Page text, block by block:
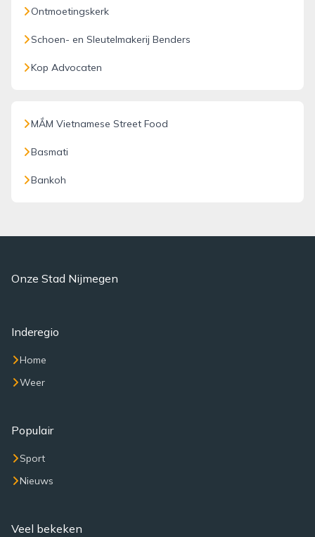
Ontmoetingskerk
Schoen- en Sleutelmakerij Benders
Kop Advocaten
MẮM Vietnamese Street Food
Basmati
Bankoh
Onze Stad Nijmegen
Inderegio
Home
Weer
Populair
Sport
Nieuws
Veel bekeken